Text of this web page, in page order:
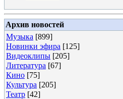
Архив новостей
Музыка [899]
Новинки эфира [125]
Видеоклипы [205]
Литература [67]
Кино [75]
Культура [205]
Театр [42]